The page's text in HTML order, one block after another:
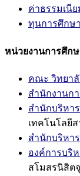
ค่าธรรมเนี
ทุนการศึกษา
หน่วยงานการศึก
คณะ วิทยา
สำนักงานก
สำนักบริหา
เทคโนโลยี
สำนักบริหา
องค์การบริ
สโมสรนิสิต